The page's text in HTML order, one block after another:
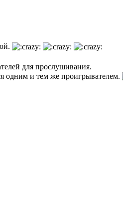
для прослушивания.
одним и тем же проигрывателем.